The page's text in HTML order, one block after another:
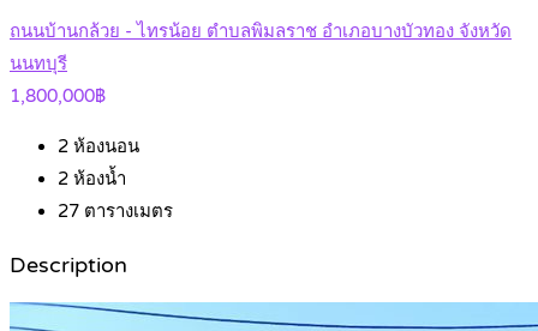
ถนนบ้านกล้วย - ไทรน้อย ตำบลพิมลราช อำเภอบางบัวทอง จังหวัด
นนทบุรี
1,800,000฿
2 ห้องนอน
2 ห้องน้ำ
27 ตารางเมตร
Description